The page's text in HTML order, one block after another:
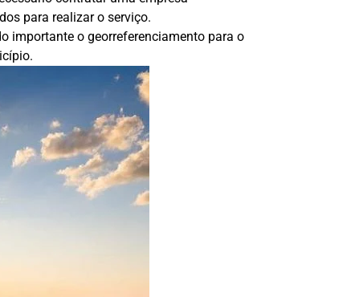
para realizar o serviço.
importante o georreferenciamento para o